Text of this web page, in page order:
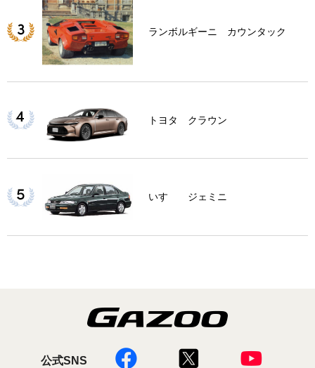
ランボルギーニ カウンタック
トヨタ クラウン
いすゞ ジェミニ
公式SNS